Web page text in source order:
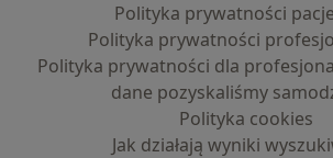
Polityka prywatności
Polityka prywatności
Polityka prywatności dla
dane pozyskaliśmy
Polityka cookies
Jak działają wyniki